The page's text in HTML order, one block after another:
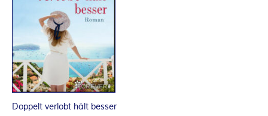
E
L
–
D
Doppelt verlobt hält besser